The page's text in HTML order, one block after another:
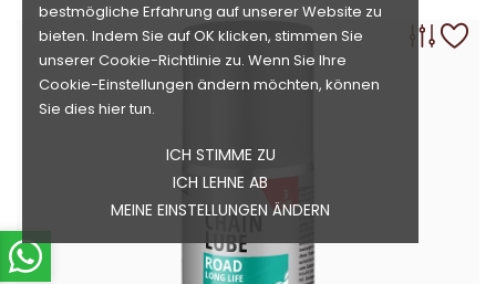
bestmögliche Erfahrung auf unserer Website zu
bieten. Indem Sie auf OK klicken, stimmen Sie
unserer Cookie-Richtlinie zu. Wenn Sie Ihre
Cookie-Einstellungen ändern möchten, können
Sie dies hier tun.
ICH STIMME ZU
ICH LEHNE AB
MEINE EINSTELLUNGEN ÄNDERN